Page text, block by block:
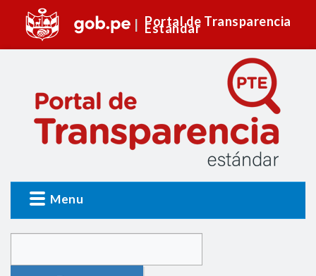
Portal de Transparencia
Estándar
Menu